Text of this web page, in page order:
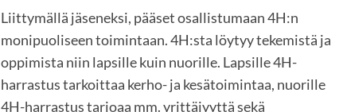
Liittymällä jäseneksi, pääset osallistumaan 4H:n
monipuoliseen toimintaan. 4H:sta löytyy tekemistä ja
oppimista niin lapsille kuin nuorille. Lapsille 4H-
harrastus tarkoittaa kerho- ja kesätoimintaa, nuorille
4H-harrastus tarjoaa mm. yrittäjyyttä sekä